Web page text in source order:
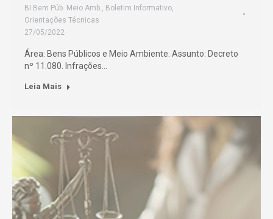
BI Bem Púb. Meio Amb., Boletim Informativo,
Orientações Técnicas
27/05/2022
Área: Bens Públicos e Meio Ambiente. Assunto: Decreto
nº 11.080. Infrações…
Leia Mais